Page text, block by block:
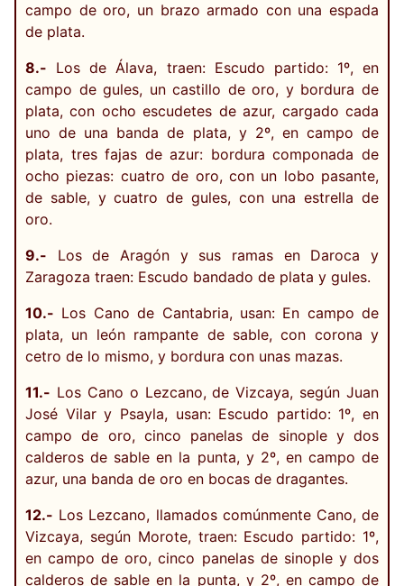
campo de oro, un brazo armado con una espada
de plata.
8.- Los de Álava, traen: Escudo partido: 1º, en
campo de gules, un castillo de oro, y bordura de
plata, con ocho escudetes de azur, cargado cada
uno de una banda de plata, y 2º, en campo de
plata, tres fajas de azur: bordura componada de
ocho piezas: cuatro de oro, con un lobo pasante,
de sable, y cuatro de gules, con una estrella de
oro.
9.- Los de Aragón y sus ramas en Daroca y
Zaragoza traen: Escudo bandado de plata y gules.
10.- Los Cano de Cantabria, usan: En campo de
plata, un león rampante de sable, con corona y
cetro de lo mismo, y bordura con unas mazas.
11.- Los Cano o Lezcano, de Vizcaya, según Juan
José Vilar y Psayla, usan: Escudo partido: 1º, en
campo de oro, cinco panelas de sinople y dos
calderos de sable en la punta, y 2º, en campo de
azur, una banda de oro en bocas de dragantes.
12.- Los Lezcano, llamados comúnmente Cano, de
Vizcaya, según Morote, traen: Escudo partido: 1º,
en campo de oro, cinco panelas de sinople y dos
calderos de sable en la punta, y 2º, en campo de